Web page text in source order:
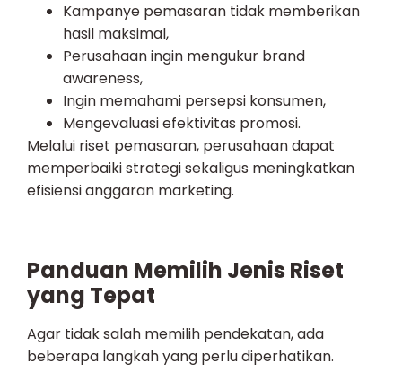
Kampanye pemasaran tidak memberikan
hasil maksimal,
Perusahaan ingin mengukur brand
awareness,
Ingin memahami persepsi konsumen,
Mengevaluasi efektivitas promosi.
Melalui riset pemasaran, perusahaan dapat
memperbaiki strategi sekaligus meningkatkan
efisiensi anggaran marketing.
Panduan Memilih Jenis Riset
yang Tepat
Agar tidak salah memilih pendekatan, ada
beberapa langkah yang perlu diperhatikan.